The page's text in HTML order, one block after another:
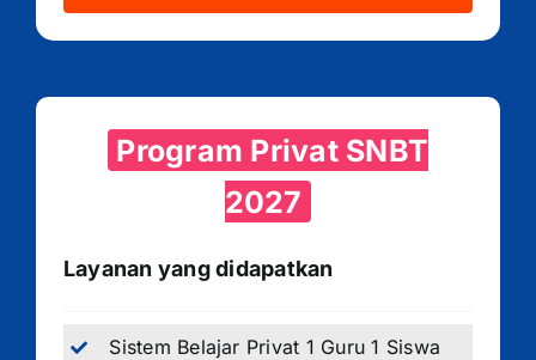
Program Privat SNBT
2027
Layanan yang didapatkan
Sistem Belajar Privat 1 Guru 1 Siswa